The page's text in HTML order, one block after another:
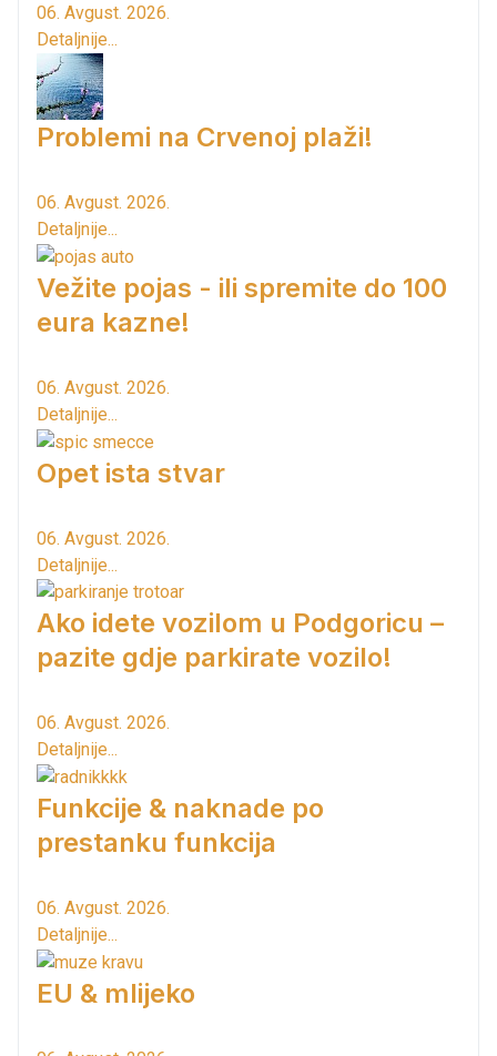
06. Avgust. 2026.
Detaljnije...
Problemi na Crvenoj plaži!
06. Avgust. 2026.
Detaljnije...
Vežite pojas - ili spremite do 100
eura kazne!
06. Avgust. 2026.
Detaljnije...
Opet ista stvar
06. Avgust. 2026.
Detaljnije...
Ako idete vozilom u Podgoricu –
pazite gdje parkirate vozilo!
06. Avgust. 2026.
Detaljnije...
Funkcije & naknade po
prestanku funkcija
06. Avgust. 2026.
Detaljnije...
EU & mlijeko